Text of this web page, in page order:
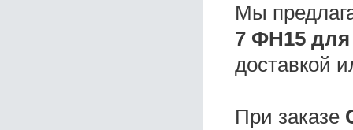
Мы
7 ФН15 для
доставкой
При заказе